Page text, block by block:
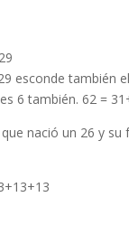
esconde también
6 también. 62 =
nació un 26 y su